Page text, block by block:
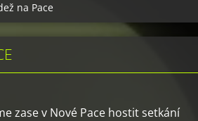
na Pace
zase v Nové Pace hostit setkání